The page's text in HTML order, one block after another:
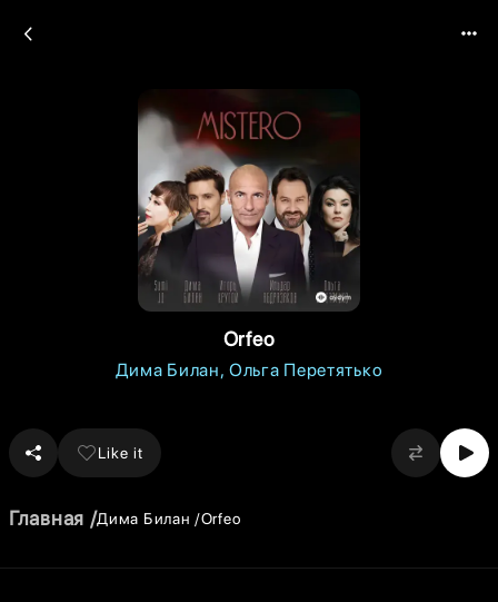
Orfeo
Дима Билан Ольга Перетятько
Like it
Главная Дима Билан Orfeo